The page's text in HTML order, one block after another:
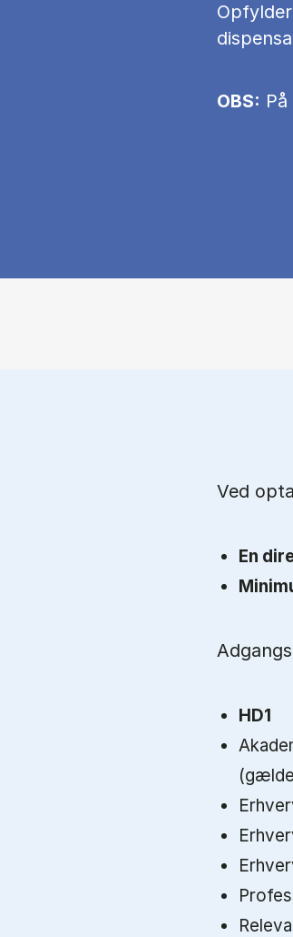
OBS:
Ved
En
HD1